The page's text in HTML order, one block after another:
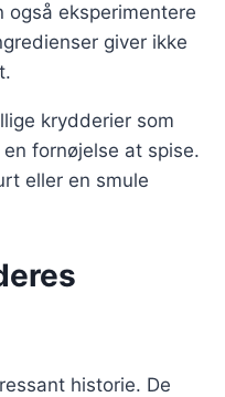
også eksperimentere
giver ikke
krydderier som
fornøjelse at spise.
eller en smule
historie. De